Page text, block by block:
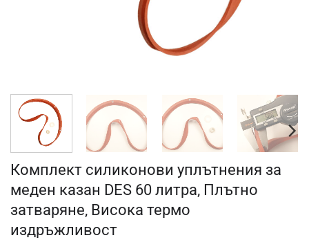
Комплект силиконови уплътнения за
меден казан DES 60 литра, Плътно
затваряне, Висока термо
издръжливост